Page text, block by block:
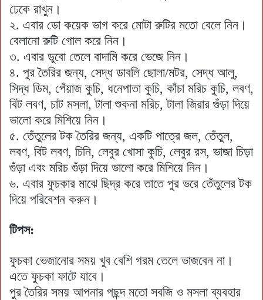
ঢেকে রাখুন।
২. এবার ডো কয়েক ভাগ করে মোটা রুটির মতো বেলে নিন।
বেলানো রুটি গোল করে নিন।
৩. এবার ডুবো তেলে বাদামি করে ভেজে নিন।
৪. পুর তৈরির জন্য, সেদ্ধ ডাবলি ছোলা/মটর, সেদ্ধ আলু,
সিদ্ধ ডিম, পেঁয়াজ কুচি, ধনেপাতা কুচি, কাঁচা মরিচ কুচি, লবণ,
বিট লবণ, চাট মসলা, টালা শুকনা মরিচ, টালা জিরার গুঁড়া দিয়ে
ভালো করে মিশিয়ে নিন।
৫. তেঁতুলের টক তৈরির জন্য, একটি পাত্রে জল, তেঁতুল,
লবণ, বিট লবণ, চিনি, লেবুর খোসা কুচি, লেবুর রস, ভাজা চিড়া
গুঁড়া এবং মরিচ গুঁড়া দিয়ে ভালো করে মিশিয়ে নিন।
৬. এবার ফুচকার মাঝে ছিদ্র করে তাতে পুর ভরে তেঁতুলের টক
দিয়ে পরিবেশন করুন।
টিপস:
ফুচকা ভেজানোর সময় খুব বেশি গরম তেলে ভাজবেন না।
এতে ফুচকা ফাটে যাবে।
পুর তৈরির সময় আপনার পছন্দ মতো সবজি ও মসলা ব্যবহার